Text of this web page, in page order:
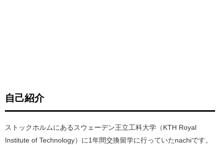
自己紹介
ストックホルムにあるスウェーデン王立工科大学（KTH Royal
Institute of Technology）に1年間交換留学に行っていたnachiです。